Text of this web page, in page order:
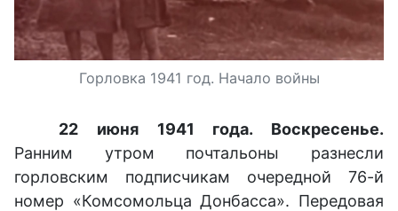
Горловка 1941 год. Начало войны
22 июня 1941 года. Воскресенье.
Ранним утром почтальоны разнесли
горловским подписчикам очередной 76-й
номер «Комсомольца Донбасса». Передовая